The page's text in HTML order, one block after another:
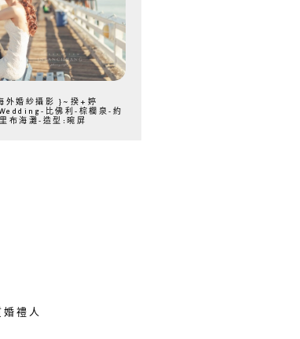
外婚紗攝影 }~揆+婷
比佛利-棕櫚泉-約
布海灘-造型:晼屏
禮人